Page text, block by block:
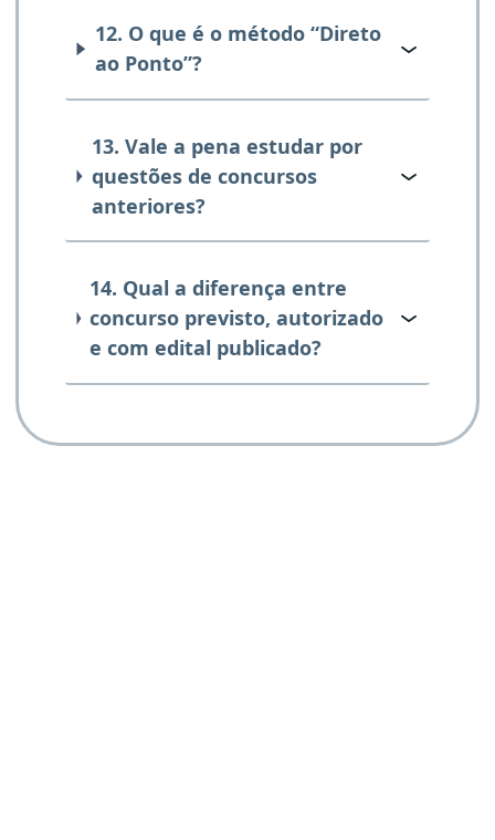
12. O que é o método “Direto
ao Ponto”?
13. Vale a pena estudar por
questões de concursos
anteriores?
14. Qual a diferença entre
concurso previsto, autorizado
e com edital publicado?